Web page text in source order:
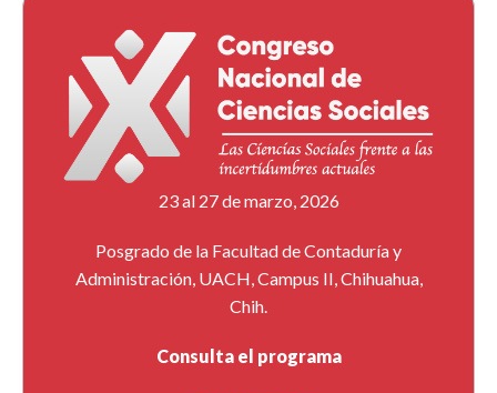
23 al 27 de marzo, 2026
Posgrado de la Facultad de Contaduría y
Administración, UACH, Campus II, Chihuahua,
Chih.
Consulta el programa